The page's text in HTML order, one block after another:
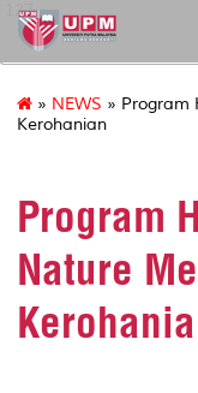
127
» NEWS » Program
Kerohanian
Program
Nature